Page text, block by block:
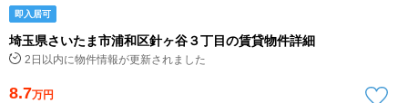
即入居可
埼玉県さいたま市浦和区針ヶ谷３丁目の賃貸物件詳細
2日以内に物件情報が更新されました
8.7万円